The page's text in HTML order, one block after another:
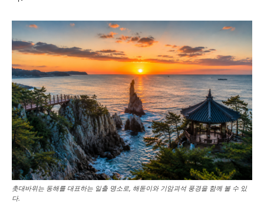
촛대바위는 동해를 대표하는 일출 명소로, 해돋이와 기암괴석 풍경을 함께 볼 수 있
다.